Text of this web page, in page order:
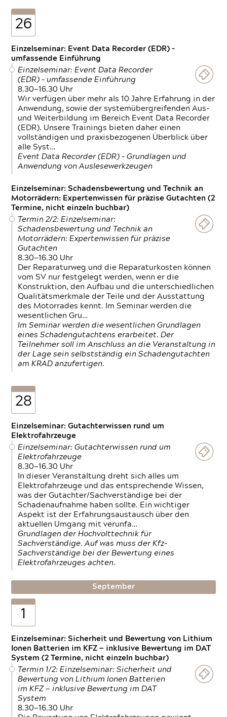
26
Einzelseminar: Event Data Recorder (EDR) –
umfassende Einführung
Einzelseminar: Event Data Recorder
(EDR) – umfassende Einführung
8.30—16.30 Uhr
Wir verfügen über mehr als 10 Jahre Erfahrung in der
Anwendung, sowie der systemübergreifenden Aus-
und Weiterbildung im Bereich Event Data Recorder
(EDR). Unsere Trainings bieten daher einen
vollständigen und praxisbezogenen Überblick über
alle Syst…
Event Data Recorder (EDR) – Grundlagen und
Anwendung von Auslesewerkzeugen
Einzelseminar: Schadensbewertung und Technik an
Motorrädern: Expertenwissen für präzise Gutachten (2
Termine, nicht einzeln buchbar)
Termin 2/2: Einzelseminar:
Schadensbewertung und Technik an
Motorrädern: Expertenwissen für präzise
Gutachten
8.30—16.30 Uhr
Der Reparaturweg und die Reparaturkosten können
vom SV nur festgelegt werden, wenn er die
Konstruktion, den Aufbau und die unterschiedlichen
Qualitätsmerkmale der Teile und der Ausstattung
des Motorrades kennt. Im Seminar werden die
wesentlichen Gru…
Im Seminar werden die wesentlichen Grundlagen
eines Schadengutachtens erarbeitet. Der
Teilnehmer soll im Anschluss an die Veranstaltung in
der Lage sein selbstständig ein Schadengutachten
am KRAD anzufertigen.
28
Einzelseminar: Gutachterwissen rund um
Elektrofahrzeuge
Einzelseminar: Gutachterwissen rund um
Elektrofahrzeuge
8.30—16.30 Uhr
In dieser Veranstaltung dreht sich alles um
Elektrofahrzeuge und das entsprechende Wissen,
was der Gutachter/Sachverständige bei der
Schadenaufnahme haben sollte. Ein wichtiger
Aspekt ist der Erfahrungsaustausch über den
aktuellen Umgang mit verunfa…
Grundlagen der Hochvolttechnik für
Sachverständige. Auf was muss der Kfz-
Sachverständige bei der Bewertung eines
Elektrofahrzeuges achten.
September
1
Einzelseminar: Sicherheit und Bewertung von Lithium
Ionen Batterien im KFZ — inklusive Bewertung im DAT
System (2 Termine, nicht einzeln buchbar)
Termin 1/2: Einzelseminar: Sicherheit und
Bewertung von Lithium Ionen Batterien
im KFZ — inklusive Bewertung im DAT
System
8.30—16.30 Uhr